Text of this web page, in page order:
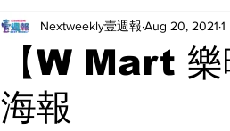
【W Mart
海報
Nextweekly壹週報 Aug 20, 2021 1